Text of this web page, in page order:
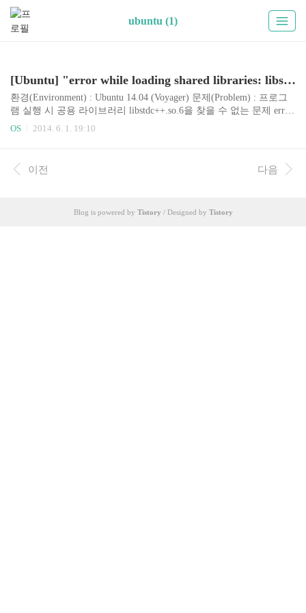
ubuntu (1)
[Ubuntu] "error while loading shared libraries: libstdc++.so.6: cannot open shared object file: No such file or directory" 에러
환경(Environment) : Ubuntu 14.04 (Voyager) 문제(Problem) : 프로그
램 실행 시 공용 라이브러리 libstdc++.so.6을 찾을 수 없는 문제 error
while loading shared libraries: libstdc++.so.6: cannot open shared object f
t install lib32ncurses5 lib32stdc++6 written by Ubuntu 14.04 (Voyager)
OS 2014. 6. 1. 19:10
이전 다음
Blog is powered by Tistory / Designed by Tistory